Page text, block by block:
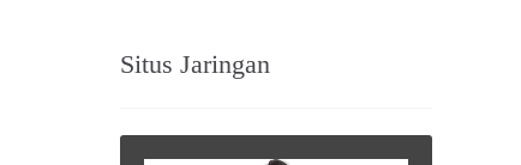
Situs Jaringan